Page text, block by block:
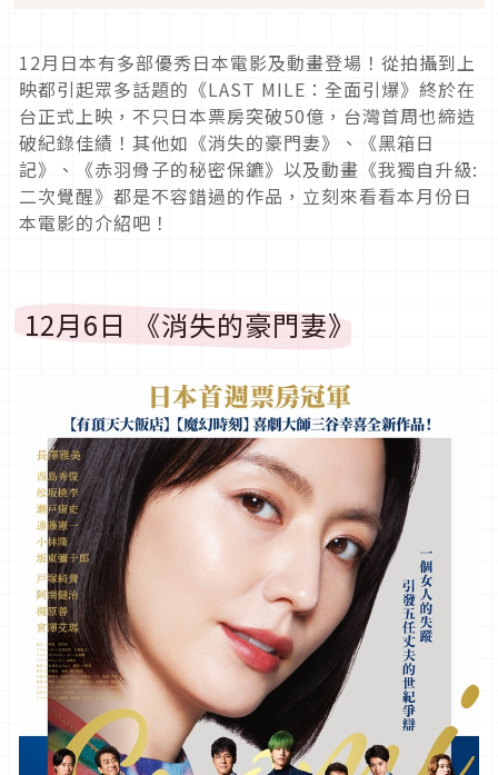
12月日本有多部優秀日本電影及動畫登場！從拍攝到上
映都引起眾多話題的《LAST MILE：全面引爆》終於在
台正式上映，不只日本票房突破50億，台灣首周也締造
破紀錄佳績！其他如《消失的豪門妻》、《黑箱日
記》、《赤羽骨子的秘密保鑣》以及動畫《我獨自升級:
二次覺醒》都是不容錯過的作品，立刻來看看本月份日
本電影的介紹吧！
12月6日 《消失的豪門妻》